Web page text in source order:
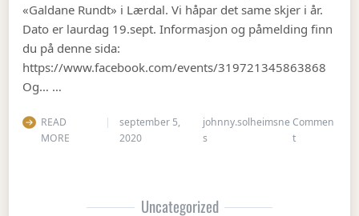
«Galdane Rundt» i Lærdal. Vi håpar det same skjer i år.
Dato er laurdag 19.sept. Informasjon og påmelding finn
du på denne sida:
https://www.facebook.com/events/319721345863868
Og… …
READ
MORE
september 5,
2020
johnny.solheimsne
s
Commen
ton Gubbetur
Uncategorized